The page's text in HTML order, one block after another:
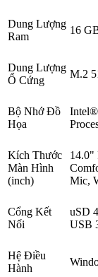
Dung Lượng
Ram
16
Dung Lượng
Ổ Cứng
M.2
Bộ Nhớ Đồ
Họa
Kích Thước
Màn Hình
(inch)
14.0"
Mic,
Cổng Kết
Nối
uSD
USB
Hệ Điều
Hành